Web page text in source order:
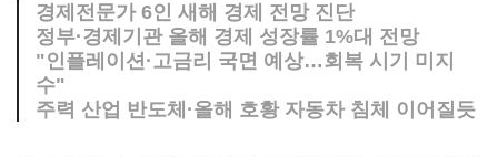
경제전문가 6인 새해 경제 전망 진단
정부·경제기관 올해 경제 성장률 1%대 전망
"인플레이션·고금리 국면 예상…회복 시기 미지
수"
주력 산업 반도체·올해 호황 자동차 침체 이어질듯